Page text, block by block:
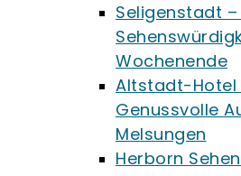
Seligenstadt
Wochenende
Altstadt-Hotel
Genussvolle
Melsungen
Herborn